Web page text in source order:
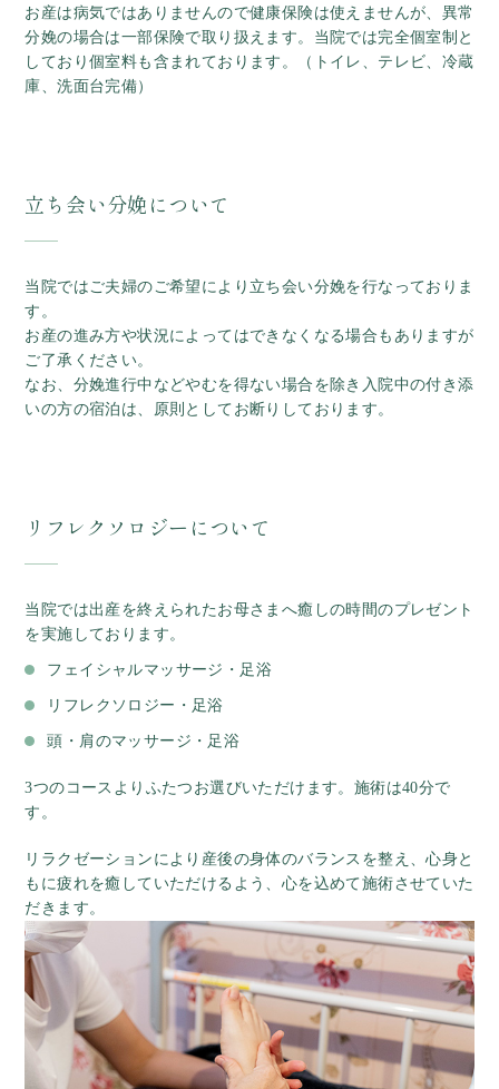
お産は病気ではありませんので健康保険は使えませんが、異常
分娩の場合は一部保険で取り扱えます。当院では完全個室制と
しており個室料も含まれております。（トイレ、テレビ、冷蔵
庫、洗面台完備）
立ち会い分娩について
当院ではご夫婦のご希望により立ち会い分娩を行なっておりま
す。
お産の進み方や状況によってはできなくなる場合もありますが
ご了承ください。
なお、分娩進行中などやむを得ない場合を除き入院中の付き添
いの方の宿泊は、原則としてお断りしております。
リフレクソロジーについて
当院では出産を終えられたお母さまへ癒しの時間のプレゼント
を実施しております。
フェイシャルマッサージ・足浴
リフレクソロジー・足浴
頭・肩のマッサージ・足浴
3つのコースよりふたつお選びいただけます。施術は40分で
す。
リラクゼーションにより産後の身体のバランスを整え、心身と
もに疲れを癒していただけるよう、心を込めて施術させていた
だきます。